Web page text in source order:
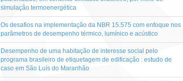
simulação termoenergética
Os desafios na implementação da NBR 15.575 com enfoque nos
parâmetros de desempenho térmico, lumínico e acústico
Desempenho de uma habitação de interesse social pelo
programa brasileiro de etiquetagem de edificação : estudo de
caso em São Luís do Maranhão